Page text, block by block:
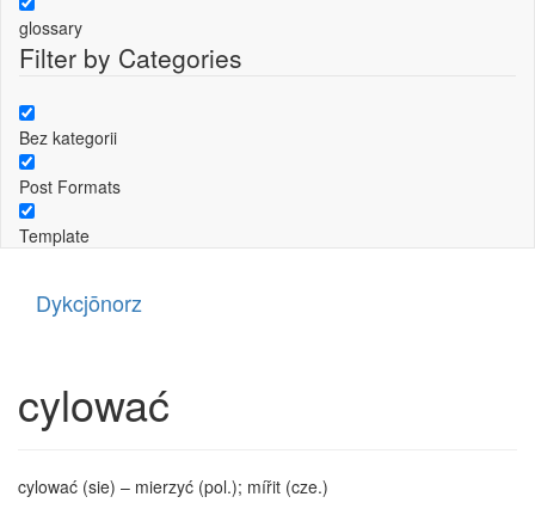
glossary
Filter by Categories
Bez kategorii
Post Formats
Template
Dykcjōnorz
cylować
cylować (sie) – mierzyć (pol.); mířit (cze.)